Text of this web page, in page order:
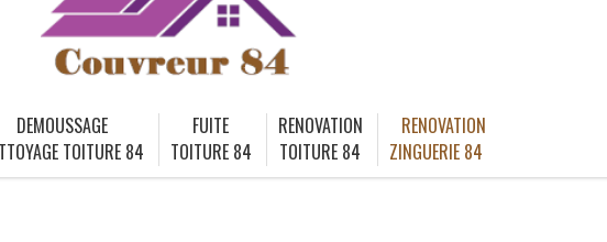
DEMOUSSAGE
TOITURE 84
FUITE
TOITURE 84
RENOVATION
TOITURE 84
RENOVATION
ZINGUERIE 84